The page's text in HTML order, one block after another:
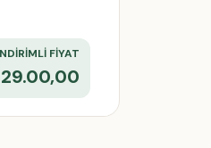
FİYAT